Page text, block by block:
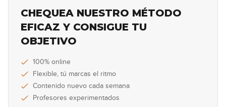
CHEQUEA NUESTRO MÉTODO
EFICAZ Y CONSIGUE TU
OBJETIVO
100% online
Flexible, tú marcas el ritmo
Contenido nuevo cada semana
Profesores experimentados